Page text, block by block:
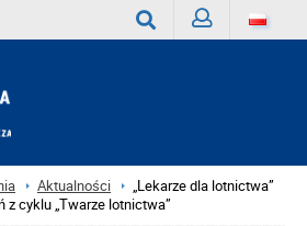
Aktualności
„Lekarze dla lotnictwa”
z cyklu „Twarze lotnictwa”